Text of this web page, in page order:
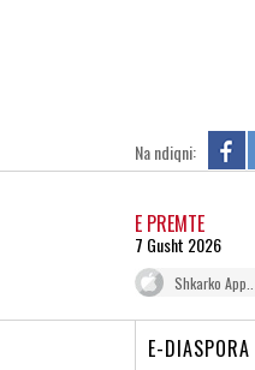
Na ndiqni:
E PREMTE
7 Gusht 2026
Shkarko App..
E-DIASPORA